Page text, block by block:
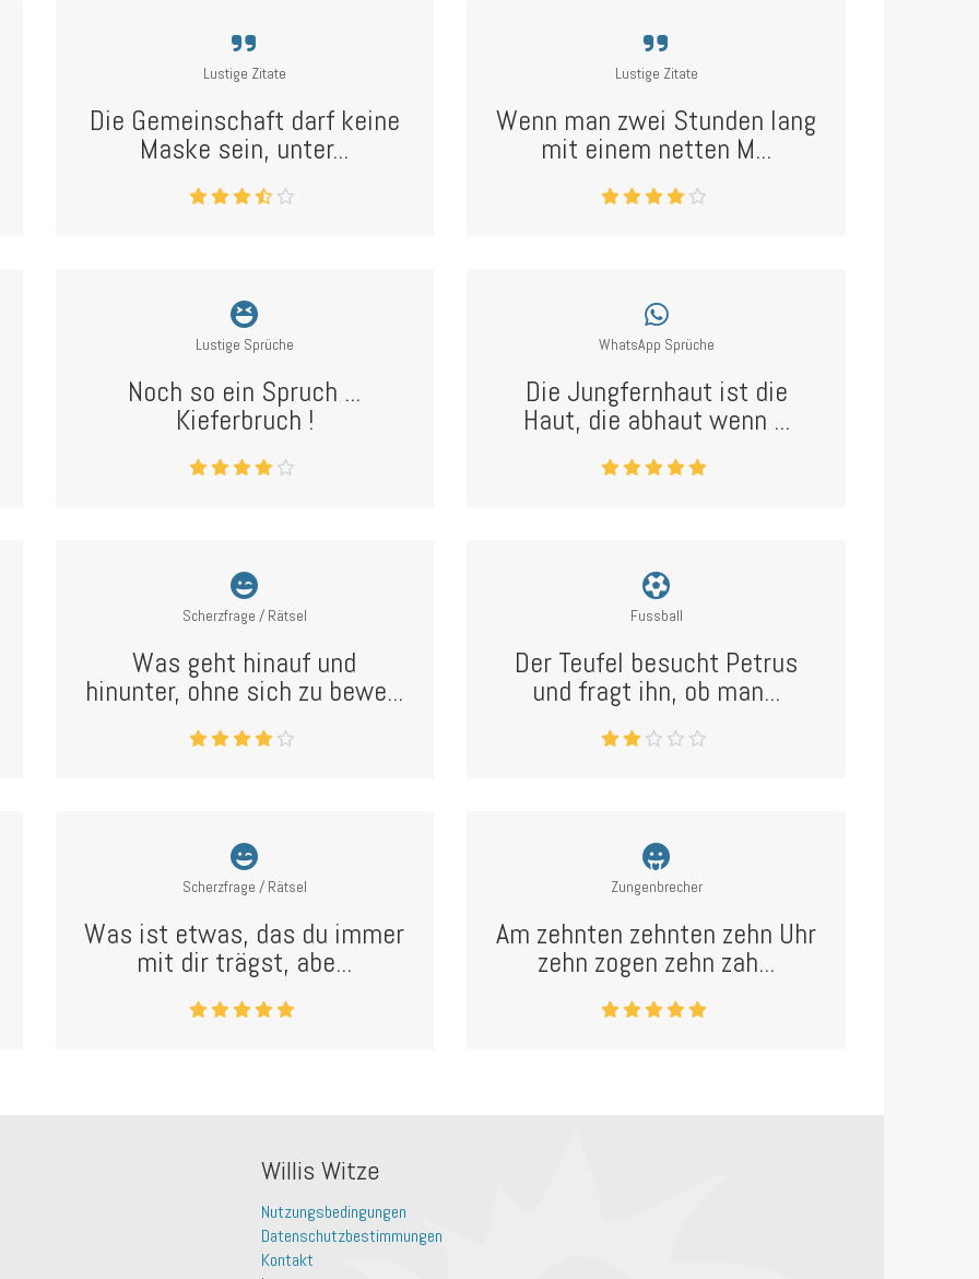
Lustige Zitate
Die Gemeinschaft darf keine
Maske sein, unter...
Lustige Zitate
Wenn man zwei Stunden lang
mit einem netten M...
Lustige Sprüche
Noch so ein Spruch ...
Kieferbruch !
WhatsApp Sprüche
Die Jungfernhaut ist die
Haut, die abhaut wenn ...
Scherzfrage / Rätsel
Was geht hinauf und
hinunter, ohne sich zu bewe...
Fussball
Der Teufel besucht Petrus
und fragt ihn, ob man...
Scherzfrage / Rätsel
Was ist etwas, das du immer
mit dir trägst, abe...
Zungenbrecher
Am zehnten zehnten zehn Uhr
zehn zogen zehn zah...
Willis Witze
Nutzungsbedingungen
Datenschutzbestimmungen
Kontakt